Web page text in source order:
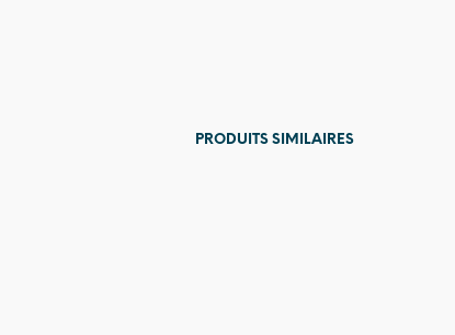
PRODUITS SIMILAIRES